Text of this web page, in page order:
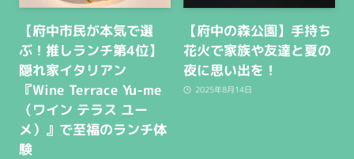
【府中市民が本気で選
ぶ！推しランチ第4位】
隠れ家イタリアン
『Wine Terrace Yu-me
（ワイン テラス ユー
メ）』で至福のランチ体
験
【府中の森公園】手持ち
花火で家族や友達と夏の
夜に思い出を！
2025年8月14日